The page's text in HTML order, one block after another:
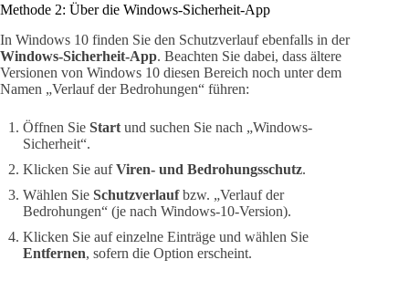
Methode 2: Über die Windows-Sicherheit-App
In Windows 10 finden Sie den Schutzverlauf ebenfalls in der
Windows-Sicherheit-App. Beachten Sie dabei, dass ältere
Versionen von Windows 10 diesen Bereich noch unter dem
Namen „Verlauf der Bedrohungen“ führen:
Öffnen Sie Start und suchen Sie nach „Windows-
Sicherheit“.
Klicken Sie aufViren- und Bedrohungsschutz.
Wählen Sie Schutzverlaufbzw. „Verlauf der
Bedrohungen“ (je nach Windows-10-Version).
Klicken Sie auf einzelne Einträge und wählen Sie
Entfernen, sofern die Option erscheint.